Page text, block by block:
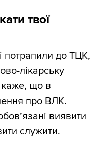
твої
потрапили до ТЦК,
лікарську
каже, що в
про ВЛК.
виявити
служити.